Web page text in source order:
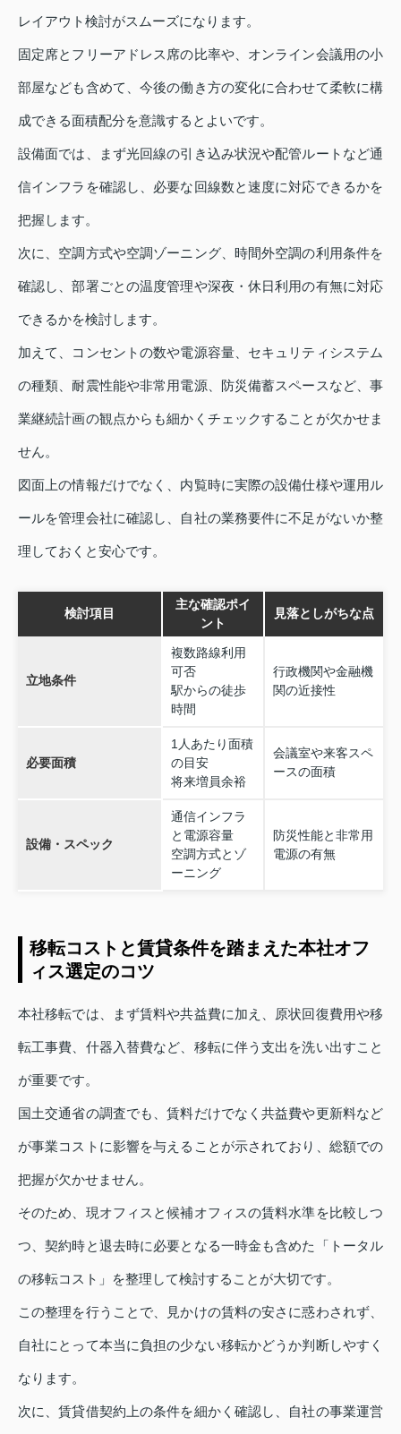
レイアウト検討がスムーズになります。
固定席とフリーアドレス席の比率や、オンライン会議用の小
部屋なども含めて、今後の働き方の変化に合わせて柔軟に構
成できる面積配分を意識するとよいです。
設備面では、まず光回線の引き込み状況や配管ルートなど通
信インフラを確認し、必要な回線数と速度に対応できるかを
把握します。
次に、空調方式や空調ゾーニング、時間外空調の利用条件を
確認し、部署ごとの温度管理や深夜・休日利用の有無に対応
できるかを検討します。
加えて、コンセントの数や電源容量、セキュリティシステム
の種類、耐震性能や非常用電源、防災備蓄スペースなど、事
業継続計画の観点からも細かくチェックすることが欠かせま
せん。
図面上の情報だけでなく、内覧時に実際の設備仕様や運用ル
ールを管理会社に確認し、自社の業務要件に不足がないか整
理しておくと安心です。
検討項目
主な確認ポイ
ント
見落としがちな点
立地条件
複数路線利用
可否
駅からの徒歩
時間
行政機関や金融機
関の近接性
必要面積
1人あたり面積
の目安
将来増員余裕
会議室や来客スペ
ースの面積
設備・スペック
通信インフラ
と電源容量
空調方式とゾ
ーニング
防災性能と非常用
電源の有無
移転コストと賃貸条件を踏まえた本社オフ
ィス選定のコツ
本社移転では、まず賃料や共益費に加え、原状回復費用や移
転工事費、什器入替費など、移転に伴う支出を洗い出すこと
が重要です。
国土交通省の調査でも、賃料だけでなく共益費や更新料など
が事業コストに影響を与えることが示されており、総額での
把握が欠かせません。
そのため、現オフィスと候補オフィスの賃料水準を比較しつ
つ、契約時と退去時に必要となる一時金も含めた「トータル
の移転コスト」を整理して検討することが大切です。
この整理を行うことで、見かけの賃料の安さに惑わされず、
自社にとって本当に負担の少ない移転かどうか判断しやすく
なります。
次に、賃貸借契約上の条件を細かく確認し、自社の事業運営